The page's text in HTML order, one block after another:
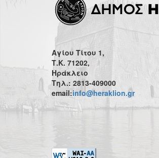
Αγίου Τίτου 1,
Τ.Κ. 71202,
Ηράκλειο
Τηλ.: 2813-409000
email:info@heraklion.gr